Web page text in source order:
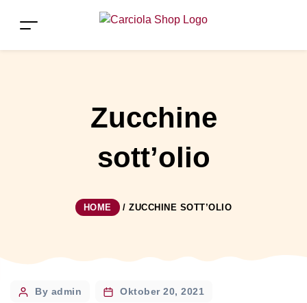
Zucchine
sott’olio
HOME /ZUCCHINE SOTT’OLIO
PostBy admin Oktober 20, 2021